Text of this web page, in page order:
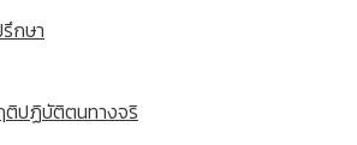
กษา
ติปฏิบัติตนทางจริ